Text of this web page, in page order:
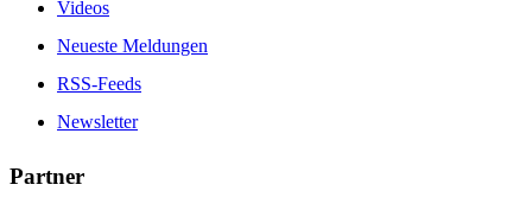
Videos
Neueste Meldungen
RSS-Feeds
Newsletter
Partner